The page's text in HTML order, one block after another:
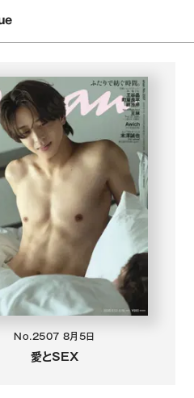
No.2507 8月5日
愛とSEX